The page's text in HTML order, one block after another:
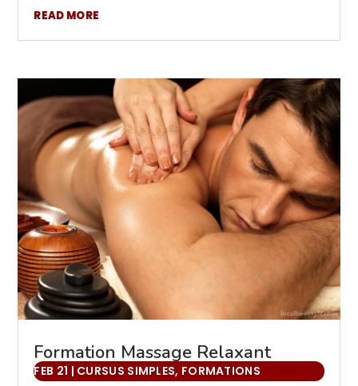
READ MORE
Formation Massage Relaxant
FEB 21 | CURSUS SIMPLES, FORMATIONS